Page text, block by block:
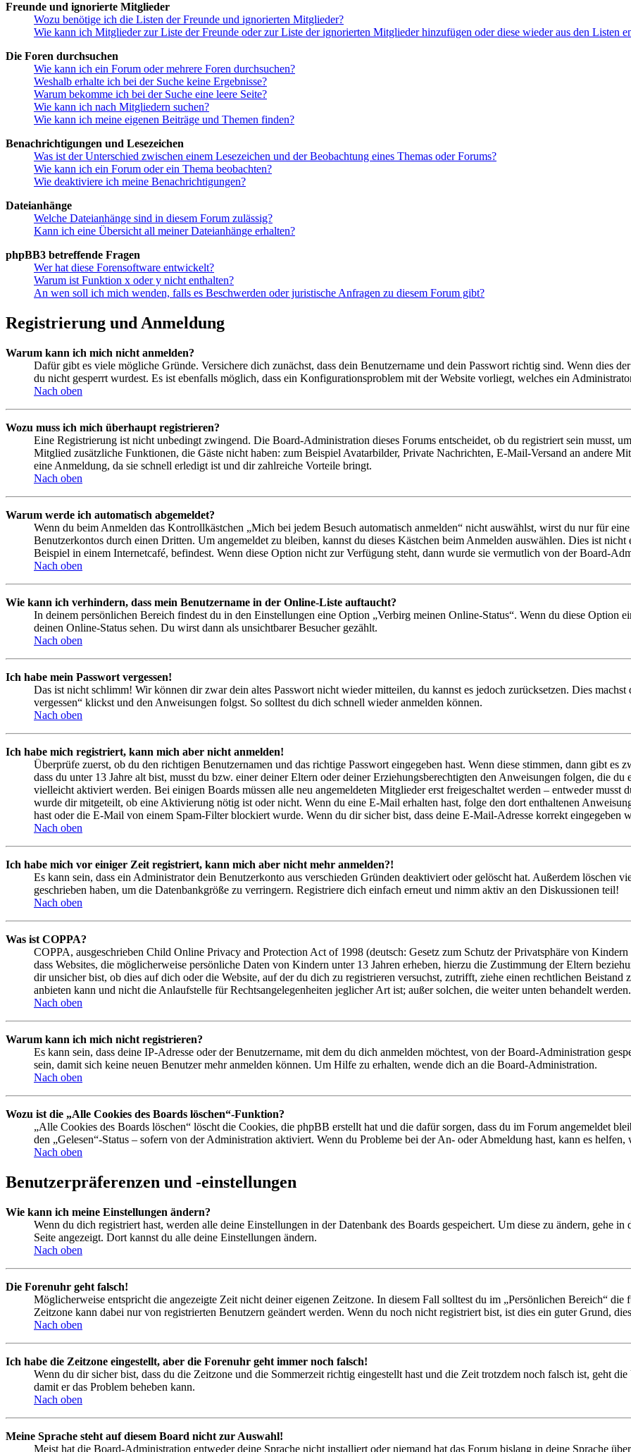
Freunde und ignorierte Mitglieder
Wozu benötige ich die Listen der Freunde und ignorierten Mitglieder?
Wie kann ich Mitglieder zur Liste der Freunde oder zur Liste der ignorierten Mitglieder hinzufügen oder diese wieder aus den Listen
Die Foren durchsuchen
Wie kann ich ein Forum oder mehrere Foren durchsuchen?
Weshalb erhalte ich bei der Suche keine Ergebnisse?
Warum bekomme ich bei der Suche eine leere Seite?
Wie kann ich nach Mitgliedern suchen?
Wie kann ich meine eigenen Beiträge und Themen finden?
Benachrichtigungen und Lesezeichen
Was ist der Unterschied zwischen einem Lesezeichen und der Beobachtung eines Themas oder Forums?
Wie kann ich ein Forum oder ein Thema beobachten?
Wie deaktiviere ich meine Benachrichtigungen?
Dateianhänge
Welche Dateianhänge sind in diesem Forum zulässig?
Kann ich eine Übersicht all meiner Dateianhänge erhalten?
phpBB3 betreffende Fragen
Wer hat diese Forensoftware entwickelt?
Warum ist Funktion x oder y nicht enthalten?
An wen soll ich mich wenden, falls es Beschwerden oder juristische Anfragen zu diesem Forum gibt?
Registrierung und Anmeldung
Warum kann ich mich nicht anmelden?
Dafür gibt es viele mögliche Gründe. Versichere dich zunächst, dass dein Benutzername und dein Passwort richtig sind. Wenn dies
du nicht gesperrt wurdest. Es ist ebenfalls möglich, dass ein Konfigurationsproblem mit der Website vorliegt, welches ein
Nach oben
Wozu muss ich mich überhaupt registrieren?
Eine Registrierung ist nicht unbedingt zwingend. Die Board-Administration dieses Forums entscheidet, ob du registriert sein musst,
Mitglied zusätzliche Funktionen, die Gäste nicht haben: zum Beispiel Avatarbilder, Private Nachrichten, E-Mail-Versand an andere
eine Anmeldung, da sie schnell erledigt ist und dir zahlreiche Vorteile bringt.
Nach oben
Warum werde ich automatisch abgemeldet?
Wenn du beim Anmelden das Kontrollkästchen „Mich bei jedem Besuch automatisch anmelden“ nicht auswählst, wirst du nur für
Benutzerkontos durch einen Dritten. Um angemeldet zu bleiben, kannst du dieses Kästchen beim Anmelden auswählen. Dies ist
Beispiel in einem Internetcafé, befindest. Wenn diese Option nicht zur Verfügung steht, dann wurde sie vermutlich von der Board-
Nach oben
Wie kann ich verhindern, dass mein Benutzername in der Online-Liste auftaucht?
In deinem persönlichen Bereich findest du in den Einstellungen eine Option „Verbirg meinen Online-Status“. Wenn du diese Option
deinen Online-Status sehen. Du wirst dann als unsichtbarer Besucher gezählt.
Nach oben
Ich habe mein Passwort vergessen!
Das ist nicht schlimm! Wir können dir zwar dein altes Passwort nicht wieder mitteilen, du kannst es jedoch zurücksetzen. Dies
vergessen“ klickst und den Anweisungen folgst. So solltest du dich schnell wieder anmelden können.
Nach oben
Ich habe mich registriert, kann mich aber nicht anmelden!
Überprüfe zuerst, ob du den richtigen Benutzernamen und das richtige Passwort eingegeben hast. Wenn diese stimmen, dann gibt es
dass du unter 13 Jahre alt bist, musst du bzw. einer deiner Eltern oder deiner Erziehungsberechtigten den Anweisungen folgen, die
vielleicht aktiviert werden. Bei einigen Boards müssen alle neu angemeldeten Mitglieder erst freigeschaltet werden – entweder musst
wurde dir mitgeteilt, ob eine Aktivierung nötig ist oder nicht. Wenn du eine E-Mail erhalten hast, folge den dort enthaltenen
hast oder die E-Mail von einem Spam-Filter blockiert wurde. Wenn du dir sicher bist, dass deine E-Mail-Adresse korrekt eingegeben
Nach oben
Ich habe mich vor einiger Zeit registriert, kann mich aber nicht mehr anmelden?!
Es kann sein, dass ein Administrator dein Benutzerkonto aus verschieden Gründen deaktiviert oder gelöscht hat. Außerdem löschen
geschrieben haben, um die Datenbankgröße zu verringern. Registriere dich einfach erneut und nimm aktiv an den Diskussionen teil!
Nach oben
Was ist COPPA?
COPPA, ausgeschrieben Child Online Privacy and Protection Act of 1998 (deutsch: Gesetz zum Schutz der Privatsphäre von
dass Websites, die möglicherweise persönliche Daten von Kindern unter 13 Jahren erheben, hierzu die Zustimmung der Eltern
dir unsicher bist, ob dies auf dich oder die Website, auf der du dich zu registrieren versuchst, zutrifft, ziehe einen rechtlichen Beistand
anbieten kann und nicht die Anlaufstelle für Rechtsangelegenheiten jeglicher Art ist; außer solchen, die weiter unten behandelt werden.
Nach oben
Warum kann ich mich nicht registrieren?
Es kann sein, dass deine IP-Adresse oder der Benutzername, mit dem du dich anmelden möchtest, von der Board-Administration
sein, damit sich keine neuen Benutzer mehr anmelden können. Um Hilfe zu erhalten, wende dich an die Board-Administration.
Nach oben
Wozu ist die „Alle Cookies des Boards löschen“-Funktion?
„Alle Cookies des Boards löschen“ löscht die Cookies, die phpBB erstellt hat und die dafür sorgen, dass du im Forum angemeldet
den „Gelesen“-Status – sofern von der Administration aktiviert. Wenn du Probleme bei der An- oder Abmeldung hast, kann es
Nach oben
Benutzerpräferenzen und -einstellungen
Wie kann ich meine Einstellungen ändern?
Wenn du dich registriert hast, werden alle deine Einstellungen in der Datenbank des Boards gespeichert. Um diese zu ändern, gehe
Seite angezeigt. Dort kannst du alle deine Einstellungen ändern.
Nach oben
Die Forenuhr geht falsch!
Möglicherweise entspricht die angezeigte Zeit nicht deiner eigenen Zeitzone. In diesem Fall solltest du im „Persönlichen Bereich“
Zeitzone kann dabei nur von registrierten Benutzern geändert werden. Wenn du noch nicht registriert bist, ist dies ein guter Grund,
Nach oben
Ich habe die Zeitzone eingestellt, aber die Forenuhr geht immer noch falsch!
Wenn du dir sicher bist, dass du die Zeitzone und die Sommerzeit richtig eingestellt hast und die Zeit trotzdem noch falsch ist, geht
damit er das Problem beheben kann.
Nach oben
Meine Sprache steht auf diesem Board nicht zur Auswahl!
Meist hat die Board-Administration entweder deine Sprache nicht installiert oder niemand hat das Forum bislang in deine Sprache